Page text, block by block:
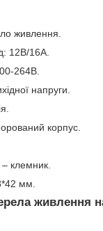
живлення.
12В/16А.
264В.
напруги.
корпус.
клемник.
мм.
живлення